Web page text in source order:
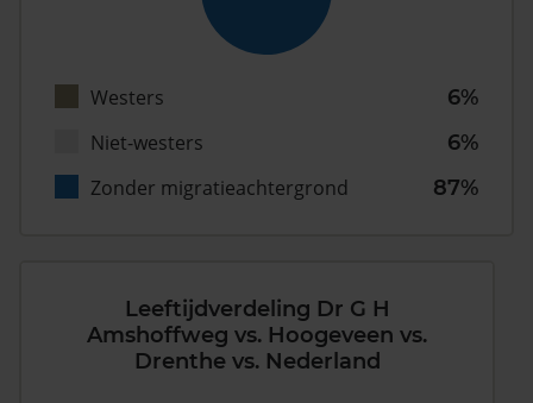
Westers
6%
Niet-westers
6%
Zonder migratieachtergrond
87%
Leeftijdverdeling Dr G H
Amshoffweg vs. Hoogeveen vs.
Drenthe vs. Nederland